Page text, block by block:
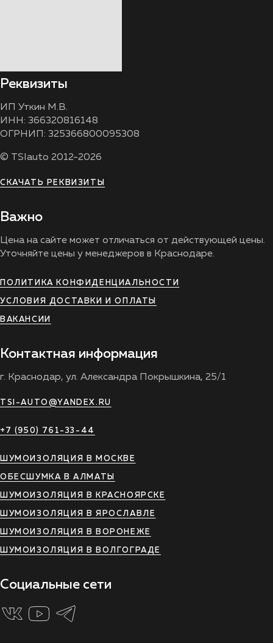
Реквизиты
ИП Уткин М.В.
ИНН: 366320816148
ОГРНИП: 325366800095308
© TSIauto 2012-2026
СКАЧАТЬ РЕКВИЗИТЫ
Важно
Цена на сайте может отличаться от действующей цены.
Уточняйте цены у менеджеров в Краснодаре.
ПОЛИТИКА КОНФИДЕНЦИАЛЬНОСТИ
УСЛОВИЯ ДОСТАВКИ И ОПЛАТЫ
ВАКАНСИИ
Контактная информация
г. Краснодар, ул. Александра Покрышкина, 25/1
TSI-AUTO@YANDEX.RU
+7 (950) 761-33-44
ШУМОИЗОЛЯЦИЯ В МОСКВЕ
ОБЕСШУМКА В АЛМАТЫ
ШУМОИЗОЛЯЦИЯ В КРАСНОЯРСКЕ
ШУМОИЗОЛЯЦИЯ В ЯРОСЛАВЛЕ
ШУМОИЗОЛЯЦИЯ В ВОРОНЕЖЕ
ШУМОИЗОЛЯЦИЯ В ВОЛГОГРАДЕ
Социальные сети